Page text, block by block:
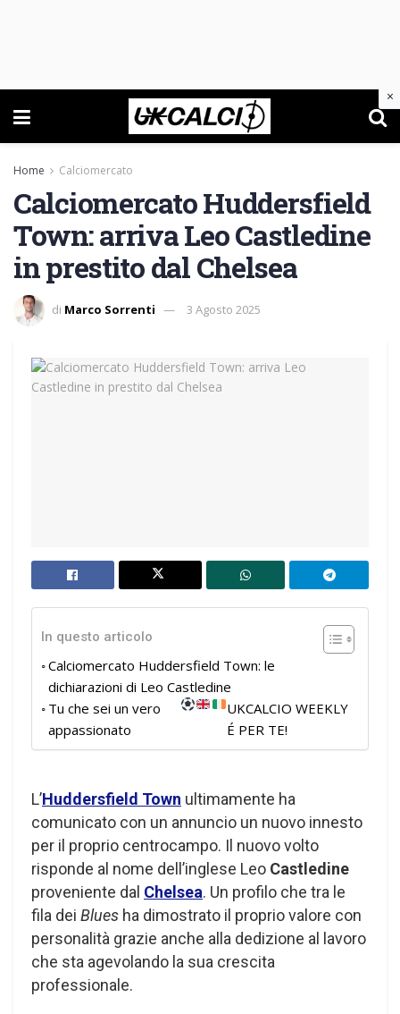
Home Calciomercato
Calciomercato Huddersfield
Town: arriva Leo Castledine
in prestito dal Chelsea
di Marco Sorrenti 3 Agosto 2025
In questo articolo
Calciomercato Huddersfield Town: le
dichiarazioni di Leo Castledine
Tu che sei un vero
appassionato
UKCALCIO WEEKLY
É PER TE!
L’Huddersfield Town ultimamente ha
comunicato con un annuncio un nuovo innesto
per il proprio centrocampo. Il nuovo volto
risponde al nome dell’inglese Leo Castledine
proveniente dal Chelsea. Un profilo che tra le
fila dei Blues ha dimostrato il proprio valore con
personalità grazie anche alla dedizione al lavoro
che sta agevolando la sua crescita
professionale.
×